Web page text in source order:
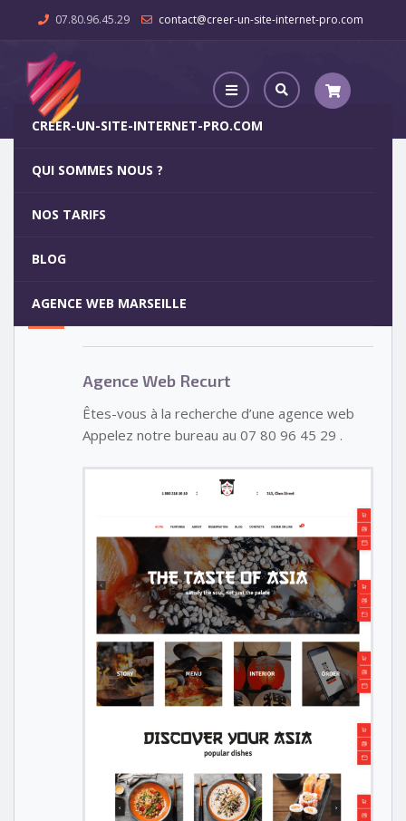
07.80.96.45.29 contact@creer-un-site-internet-pro.com
CREER-UN-SITE-INTERNET-PRO.COM
QUI SOMMES NOUS ?
NOS TARIFS
BLOG
AGENCE WEB MARSEILLE
Agence Web Recurt
5
Votre site internet pour 29€
Agence Web Recurt
Êtes-vous à la recherche d’une agence web
Appelez notre bureau au 07 80 96 45 29 .